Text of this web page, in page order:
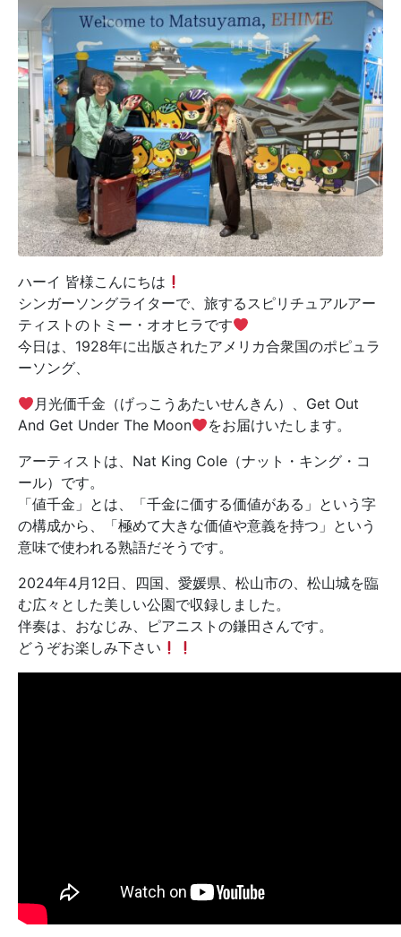
ハーイ 皆様こんにちは
シンガーソングライターで、旅するスピリチュアルアー
ティストのトミー・オオヒラです
今日は、1928年に出版されたアメリカ合衆国のポピュラ
ーソング、
月光価千金（げっこうあたいせんきん）、Get Out
And Get Under The Moon
をお届けいたします。
アーティストは、Nat King Cole（ナット・キング・コ
ール）です。
「値千金」とは、「千金に価する価値がある」という字
の構成から、「極めて大きな価値や意義を持つ」という
意味で使われる熟語だそうです。
2024年4月12日、四国、愛媛県、松山市の、松山城を臨
む広々とした美しい公園で収録しました。
伴奏は、おなじみ、ピアニストの鎌田さんです。
どうぞお楽しみ下さい